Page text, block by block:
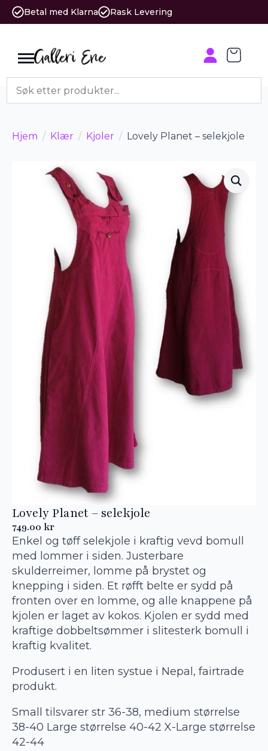
Betal med Klarna Rask Levering
Hjem Klær Kjoler Lovely Planet – selekjole
Lovely Planet – selekjole
749.00 kr
Enkel og tøff selekjole i kraftig vevd bomull
med lommer i siden. Justerbare
skulderreimer, lomme på brystet og
knepping i siden. Et røfft belte er sydd på
fronten over en lomme, og alle knappene på
kjolen er laget av kokos. Kjolen er sydd med
kraftige dobbeltsømmer i slitesterk bomull i
kraftig kvalitet.
Produsert i en liten systue i Nepal, fairtrade
produkt.
Small tilsvarer str 36-38, medium størrelse
38-40 Large størrelse 40-42 X-Large størrelse
42-44